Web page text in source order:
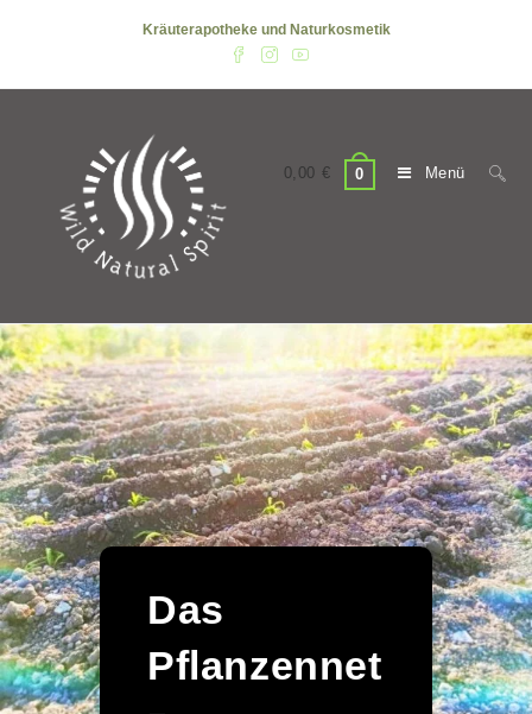
Kräuterapotheke und Naturkosmetik
0,00 € 0 Menü
Das
Pflanzennet